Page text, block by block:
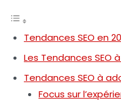
Tendances SEO en
Les Tendances SEO
Tendances SEO à
Focus sur